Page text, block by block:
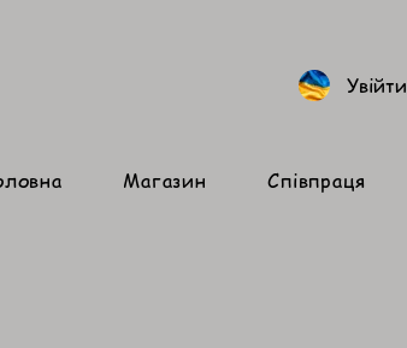
Увійти
Магазин Співпраця